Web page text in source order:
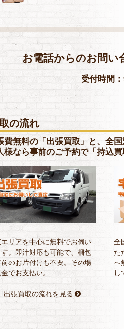
お電話からのお問い
受付時間
の流れ
費無料の「出張買取」と、全
様なら事前のご予約で「持込
エリアを中心に無料でお伺い
す。即汁対応も可能で、梱包
前のお片付けも不要。その場
でお支払い。
出張買取の流れを見る
全
た
へ
し